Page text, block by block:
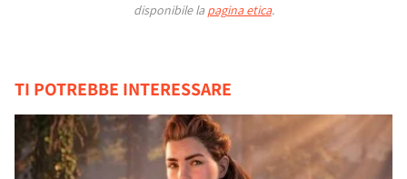
disponibile la pagina etica.
TI POTREBBE INTERESSARE